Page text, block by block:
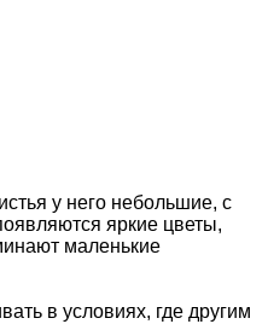
у него небольшие, с
яркие цветы,
маленькие
в условиях, где другим